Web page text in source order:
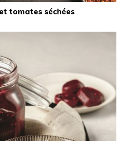
tomates séchées